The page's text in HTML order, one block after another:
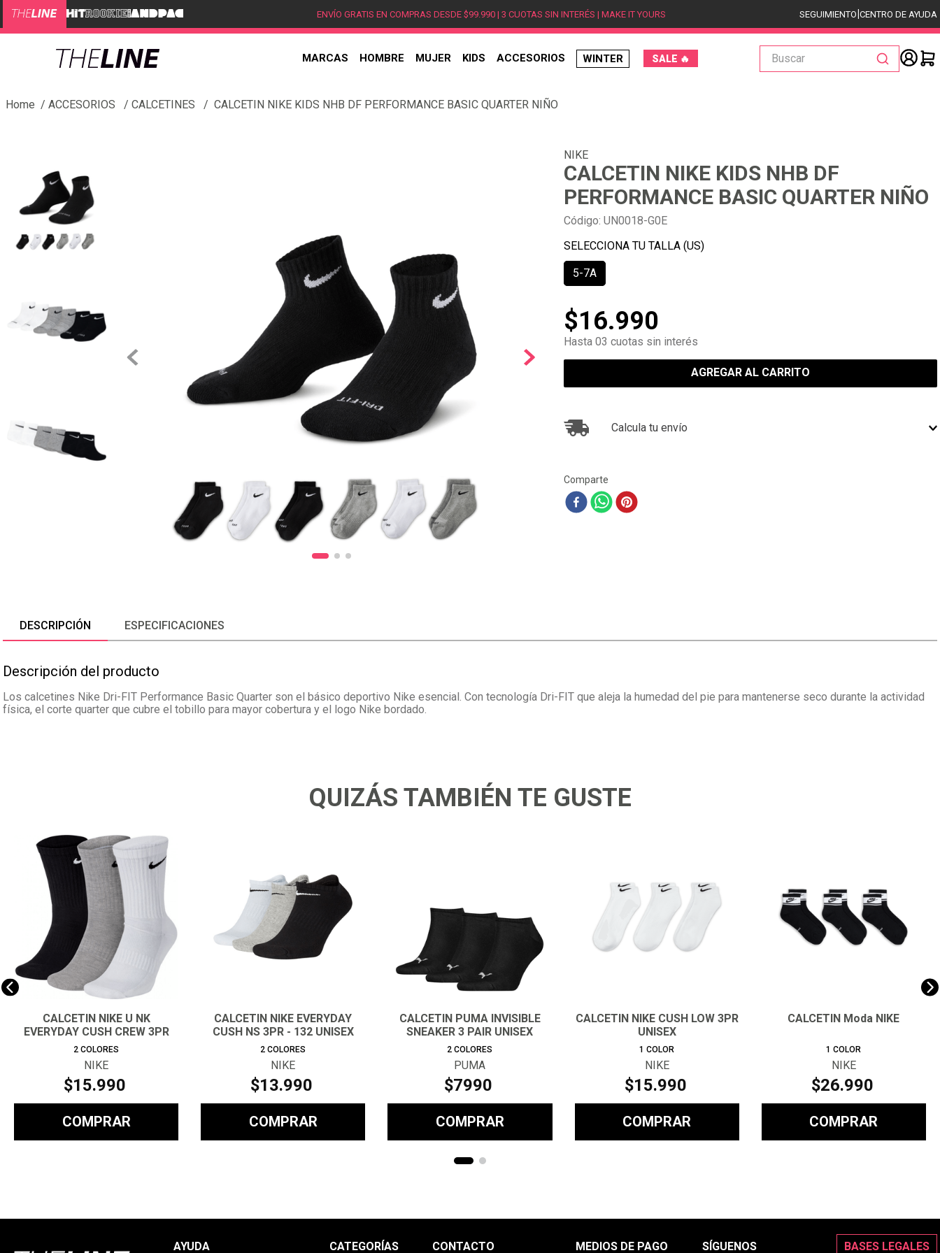
ENVÍO GRATIS EN COMPRAS DESDE $99.990 | 3 CUOTAS SIN INTERÉS | MAKE IT YOURS SEGUIMIENTO|CENTRO DE AYUDA
MARCAS HOMBRE MUJER KIDS ACCESORIOS WINTER SALE 🔥
Buscar
ACCESORIOS CALCETINES CALCETIN NIKE KIDS NHB DF PERFORMANCE BASIC QUARTER NIÑO
NIKE
CALCETIN NIKE KIDS NHB DF
PERFORMANCE BASIC QUARTER NIÑO
Código: UN0018-G0E
5-7A
$16.990
Hasta 03 cuotas sin interés
AGREGAR AL CARRITO
Calcula tu envío
Comparte
DESCRIPCIÓN ESPECIFICACIONES
Descripción del producto
Los calcetines Nike Dri-FIT Performance Basic Quarter son el básico deportivo Nike esencial. Con tecnología Dri-FIT que aleja la humedad del pie para mantenerse seco durante la actividad
física, el corte quarter que cubre el tobillo para mayor cobertura y el logo Nike bordado.
QUIZÁS TAMBIÉN TE GUSTE
CALCETIN NIKE U NK
EVERYDAY CUSH CREW 3PR
UNISEX
2 COLORES
NIKE
$15.990
COMPRAR
CALCETIN NIKE EVERYDAY
CUSH NS 3PR - 132 UNISEX
2 COLORES
NIKE
$13.990
COMPRAR
CALCETIN PUMA INVISIBLE
SNEAKER 3 PAIR UNISEX
2 COLORES
PUMA
$7990
COMPRAR
CALCETIN NIKE CUSH LOW 3PR
UNISEX
1 COLOR
NIKE
$15.990
COMPRAR
CALCETIN Moda NIKE
1 COLOR
NIKE
$26.990
COMPRAR
AYUDA CATEGORÍAS CONTACTO MEDIOS DE PAGO SÍGUENOS BASES LEGALES
1.
hombre
7.
9.
ea7